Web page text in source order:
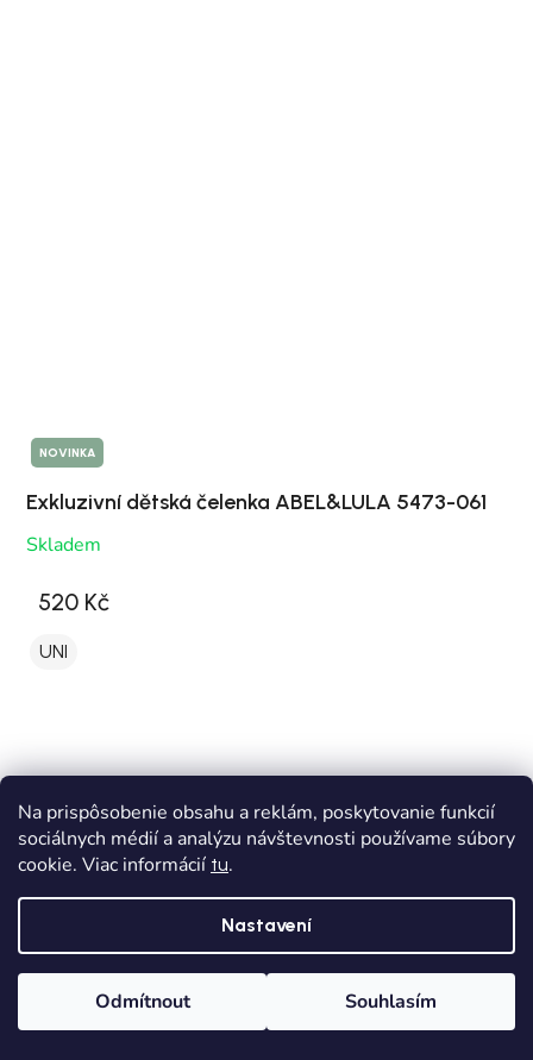
Na prispôsobenie obsahu a reklám, poskytovanie funkcií
sociálnych médií a analýzu návštevnosti používame súbory
cookie. Viac informácií tu.
Nastavení
Odmítnout Souhlasím
NOVINKA
Exkluzivní dětská čelenka ABEL&LULA 5473-061
Skladem
520 Kč
UNI